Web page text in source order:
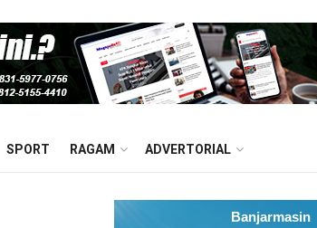
SPORT RAGAM ADVERTORIAL
Banjarmasin